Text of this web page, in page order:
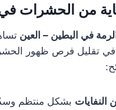
من الحشرات
في البطين – العين
في تقليل فرص ظهور
النفايات بشكل منتظم وسدّ